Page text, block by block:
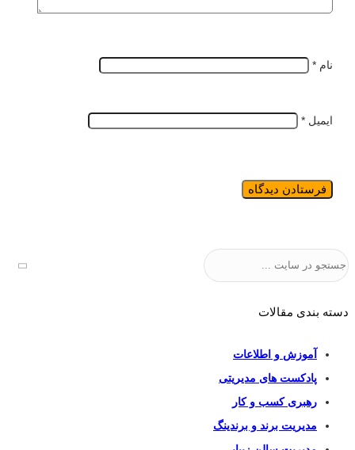
نام *
ایمیل *
جستجو
دسته بندی مقالات
آموزش و اطلاعات
پادکست های مدیریتی
رهبری کسب و کار
مدیریت برند و برندینگ